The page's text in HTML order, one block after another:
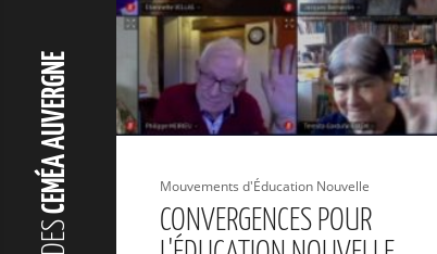
CEMÉA AUVERGNE Mouvements d'Éducation Nouvelle
CONVERGENCES POUR